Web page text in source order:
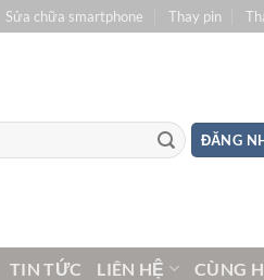
Sửa chữa smartphone Thay pin
ĐĂNG
TIN TỨC LIÊN HỆ CÙNG